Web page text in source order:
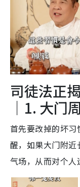
司徒法正
｜1. 大门
首先要改掉的坏
醒，如果大门附
气场，从而对个人